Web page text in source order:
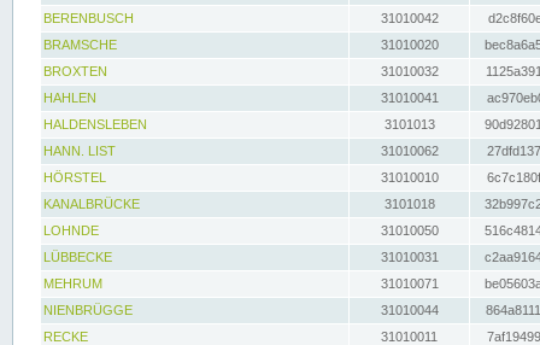
BERENBUSCH
31010042
BRAMSCHE
31010020
BROXTEN
31010032
HAHLEN
31010041
HALDENSLEBEN
3101013
HANN. LIST
31010062
HÖRSTEL
31010010
KANALBRÜCKE
3101018
LOHNDE
31010050
LÜBBECKE
31010031
MEHRUM
31010071
NIENBRÜGGE
31010044
RECKE
31010011